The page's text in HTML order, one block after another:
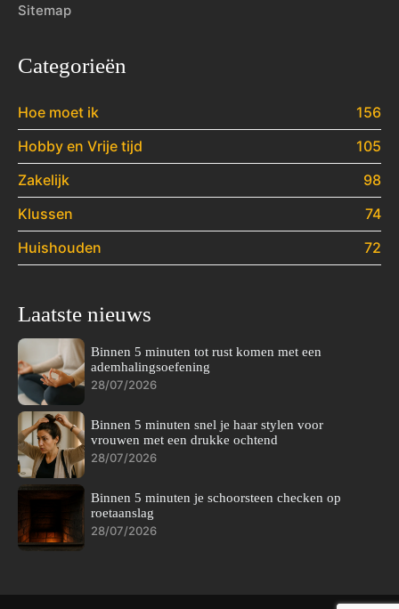
Sitemap
Categorieën
Hoe moet ik
156
Hobby en Vrije tijd
105
Zakelijk
98
Klussen
74
Huishouden
72
Laatste nieuws
Binnen 5 minuten tot rust komen met een
ademhalingsoefening
28/07/2026
Binnen 5 minuten snel je haar stylen voor
vrouwen met een drukke ochtend
28/07/2026
Binnen 5 minuten je schoorsteen checken op
roetaanslag
28/07/2026